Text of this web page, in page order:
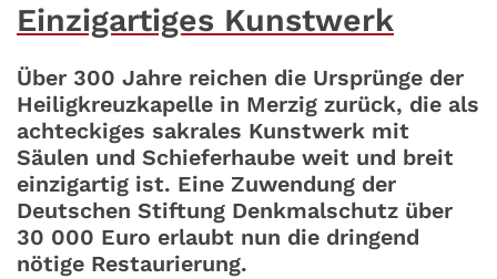
Einzigartiges Kunstwerk
Über 300 Jahre reichen die Ursprünge der
Heiligkreuzkapelle in Merzig zurück, die als
achteckiges sakrales Kunstwerk mit
Säulen und Schieferhaube weit und breit
einzigartig ist. Eine Zuwendung der
Deutschen Stiftung Denkmalschutz über
30 000 Euro erlaubt nun die dringend
nötige Restaurierung.